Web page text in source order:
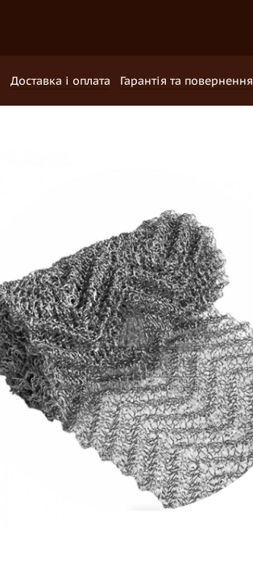
Доставка і оплата Гарантія та повернення